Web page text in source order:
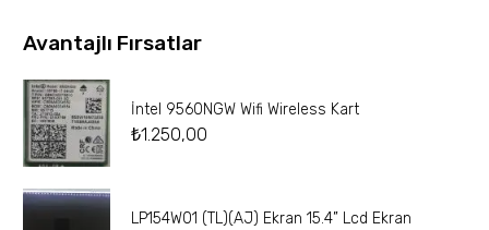
Avantajlı Fırsatlar
İntel 9560NGW Wifi Wireless Kart
₺1.250,00
LP154W01 (TL)(AJ) Ekran 15.4” Lcd Ekran